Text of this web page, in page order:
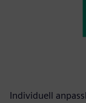
Individuell